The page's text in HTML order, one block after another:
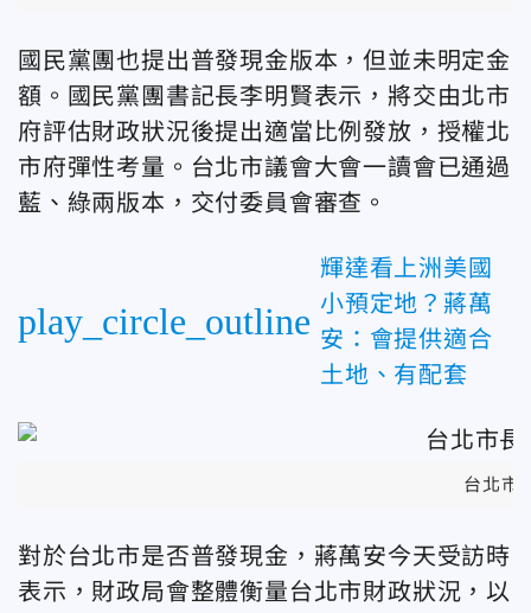
國民黨團也提出普發現金版本，但並未明定金
額。國民黨團書記長李明賢表示，將交由北市
府評估財政狀況後提出適當比例發放，授權北
市府彈性考量。台北市議會大會一讀會已通過
藍、綠兩版本，交付委員會審查。
play_circle_outline
輝達看上洲美國
小預定地？蔣萬
安：會提供適合
土地、有配套
台北市
對於台北市是否普發現金，蔣萬安今天受訪時
表示，財政局會整體衡量台北市財政狀況，以